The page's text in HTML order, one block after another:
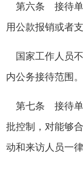
第六条 接待单
用公款报销或者
国家工作人员不
内公务接待范围。
第七条 接待单
批控制，对能够
动和来访人员一